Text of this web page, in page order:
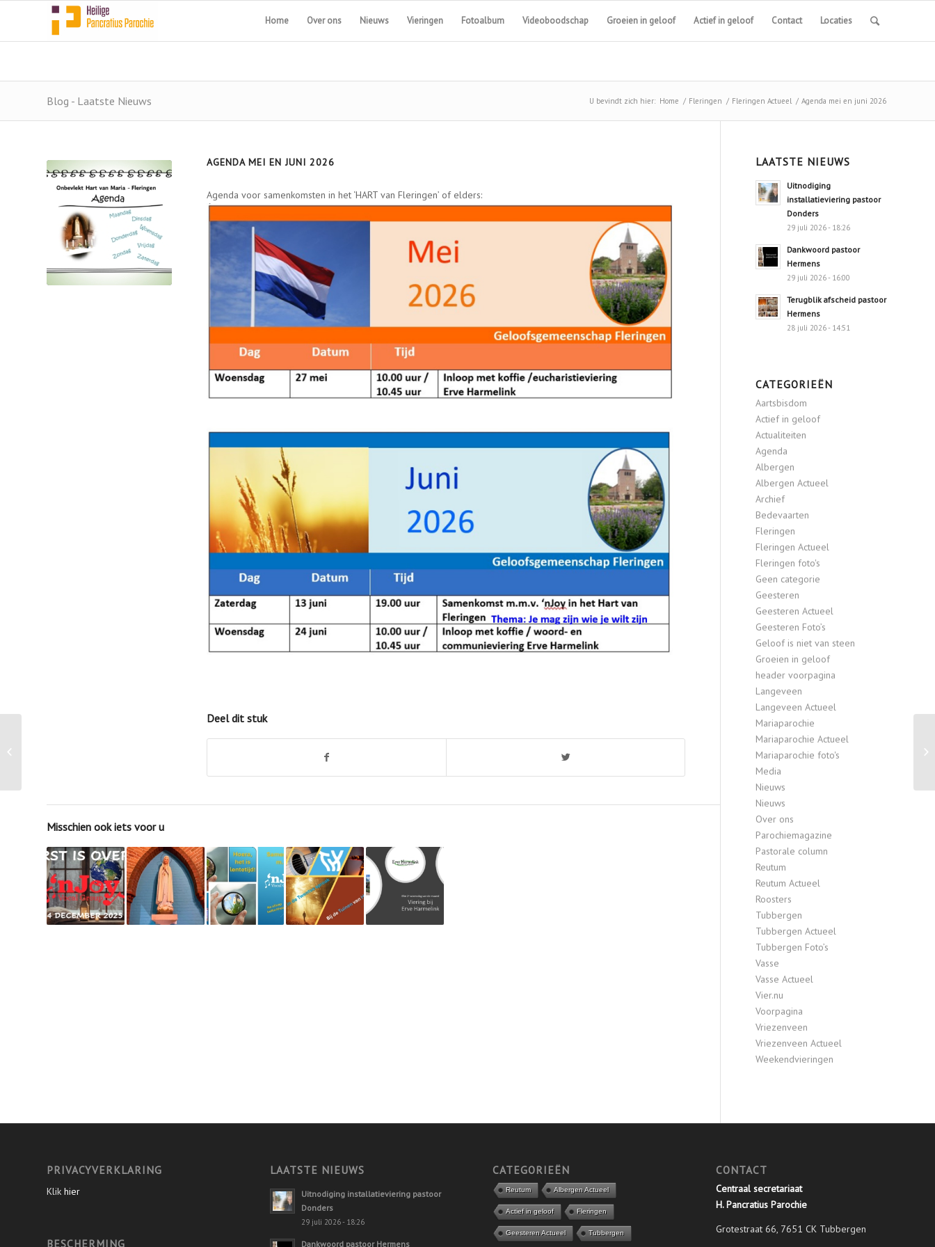
Home Over ons Nieuws Vieringen Fotoalbum Videoboodschap Groeien in geloof Actief in geloof Contact Locaties
Blog - Laatste Nieuws U bevindt zich hier: Home / Fleringen / Fleringen Actueel / Agenda mei en juni 2026
AGENDA MEI EN JUNI 2026
Agenda voor samenkomsten in het ‘HART van Fleringen’ of elders:
Deel dit stuk
Misschien ook iets voor u
LAATSTE NIEUWS
Uitnodiging
installatieviering pastoor
Donders
29 juli 2026 - 18:26
Dankwoord pastoor
Hermens
29 juli 2026 - 16:00
Terugblik afscheid pastoor
Hermens
28 juli 2026 - 14:51
CATEGORIEËN
Aartsbisdom
Actief in geloof
Actualiteiten
Agenda
Albergen
Albergen Actueel
Archief
Bedevaarten
Fleringen
Fleringen Actueel
Fleringen foto's
Geen categorie
Geesteren
Geesteren Actueel
Geesteren Foto’s
Geloof is niet van steen
Groeien in geloof
header voorpagina
Langeveen
Langeveen Actueel
Mariaparochie
Mariaparochie Actueel
Mariaparochie foto's
Media
Nieuws
Nieuws
Over ons
Parochiemagazine
Pastorale column
Reutum
Reutum Actueel
Roosters
Tubbergen
Tubbergen Actueel
Tubbergen Foto’s
Vasse
Vasse Actueel
Vier.nu
Voorpagina
Vriezenveen
Vriezenveen Actueel
Weekendvieringen
PRIVACYVERKLARING
Klik hier
BESCHERMING
LAATSTE NIEUWS
Uitnodiging installatieviering pastoor
Donders
29 juli 2026 - 18:26
Dankwoord pastoor Hermens
CATEGORIEËN
Reutum Albergen Actueel
Actief in geloof Fleringen
Geesteren Actueel Tubbergen
CONTACT
Centraal secretariaat
H. Pancratius Parochie
Grotestraat 66, 7651 CK Tubbergen